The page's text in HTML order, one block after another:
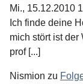
Mi., 15.12.2010
Ich finde deine
mich stört ist der
prof [...]
Nismion zu